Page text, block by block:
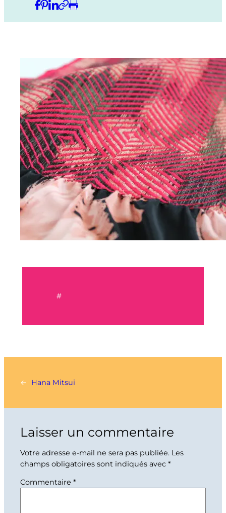
#
← Hana Mitsui
Laisser un commentaire
Votre adresse e-mail ne sera pas publiée. Les
champs obligatoires sont indiqués avec *
Commentaire *